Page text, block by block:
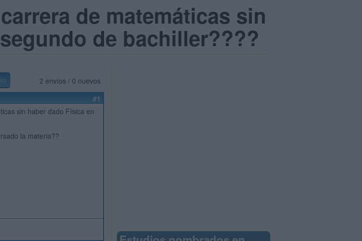
de matemáticas sin
de bachiller????
2 envíos / 0 nuevos
#1
sin haber dado Física en
la materia??